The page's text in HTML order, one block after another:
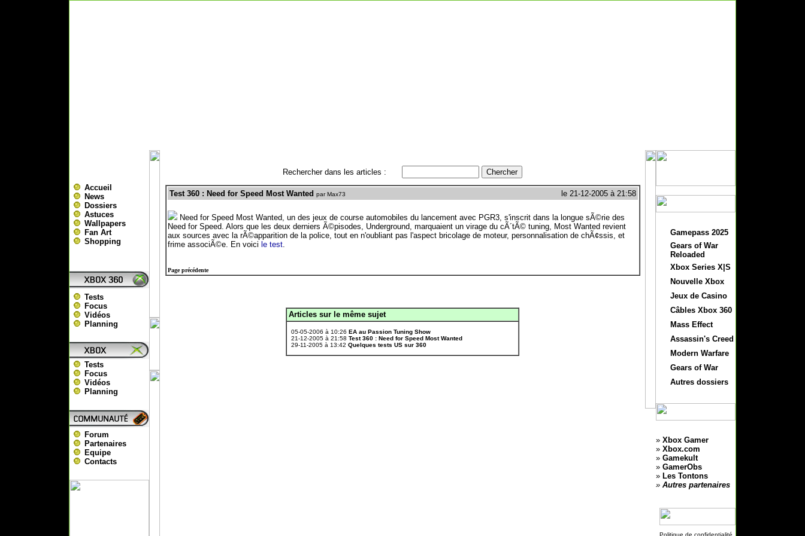
Accueil
News
Dossiers
Astuces
Wallpapers
Fan Art
Shopping
Tests
Focus
Vidéos
Planning
Tests
Focus
Vidéos
Planning
Forum
Partenaires
Equipe
Contacts
Rechercher dans les articles :
Test 360 : Need for Speed Most Wanted par Max73 le 21-12-2005 à 21:58
Need for Speed Most Wanted, un des jeux de course automobiles du lancement avec PGR3, s'inscrit dans la longue sÃ©rie des
Need for Speed. Alors que les deux derniers Ã©pisodes, Underground, marquaient un virage du cÃ´tÃ© tuning, Most Wanted revient
aux sources avec la rÃ©apparition de la police, tout en n'oubliant pas l'aspect bricolage de moteur, personnalisation de chÃ¢ssis, et
frime associÃ©e. En voici le test.
Page précédente
Articles sur le même sujet
05-05-2006 à 10:26 EA au Passion Tuning Show
21-12-2005 à 21:58 Test 360 : Need for Speed Most Wanted
29-11-2005 à 13:42 Quelques tests US sur 360
Gamepass 2025
Gears of War
Reloaded
Xbox Series X|S
Nouvelle Xbox
Jeux de Casino
Câbles Xbox 360
Mass Effect
Assassin's Creed
Modern Warfare
Gears of War
Autres dossiers
» Xbox Gamer
» Xbox.com
» Gamekult
» GamerObs
» Les Tontons
» Autres partenaires
Politique de confidentialité